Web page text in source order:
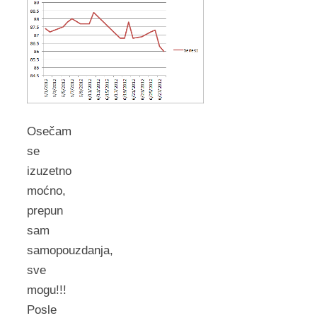
Osečam
se
izuzetno
moćno,
prepun
sam
samopouzdanja,
sve
mogu!!!
Posle